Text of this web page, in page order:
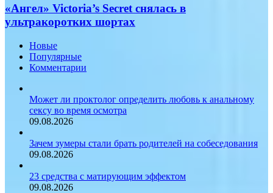
«Ангел» Victoria’s Secret снялась в
ультракоротких шортах
Новые
Популярные
Комментарии
Может ли проктолог определить любовь к анальному
сексу во время осмотра
09.08.2026
Зачем зумеры стали брать родителей на собеседования
09.08.2026
23 средства с матирующим эффектом
09.08.2026